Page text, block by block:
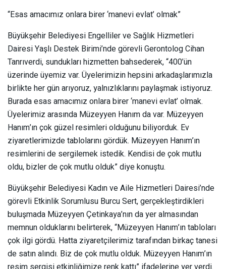
“Esas amacımız onlara birer ‘manevi evlat’ olmak”
Büyükşehir Belediyesi Engelliler ve Sağlık Hizmetleri
Dairesi Yaşlı Destek Birimi’nde görevli Gerontolog Cihan
Tanrıverdi, sundukları hizmetten bahsederek, “400’ün
üzerinde üyemiz var. Üyelerimizin hepsini arkadaşlarımızla
birlikte her gün arıyoruz, yalnızlıklarını paylaşmak istiyoruz.
Burada esas amacımız onlara birer ‘manevi evlat’ olmak.
Üyelerimiz arasında Müzeyyen Hanım da var. Müzeyyen
Hanım’ın çok güzel resimleri olduğunu biliyorduk. Ev
ziyaretlerimizde tablolarını gördük. Müzeyyen Hanım’ın
resimlerini de sergilemek istedik. Kendisi de çok mutlu
oldu, bizler de çok mutlu olduk” diye konuştu.
Büyükşehir Belediyesi Kadın ve Aile Hizmetleri Dairesi’nde
görevli Etkinlik Sorumlusu Burcu Sert, gerçekleştirdikleri
buluşmada Müzeyyen Çetinkaya’nın da yer almasından
memnun olduklarını belirterek, “Müzeyyen Hanım’ın tabloları
çok ilgi gördü. Hatta ziyaretçilerimiz tarafından birkaç tanesi
de satın alındı. Biz de çok mutlu olduk. Müzeyyen Hanım’ın